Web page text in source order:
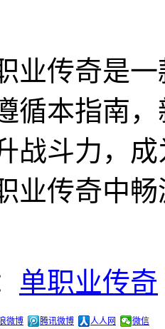
业传奇是
循本指南
战斗力，
业传奇中
单职业传奇
微博 腾讯微博 人人网 微信